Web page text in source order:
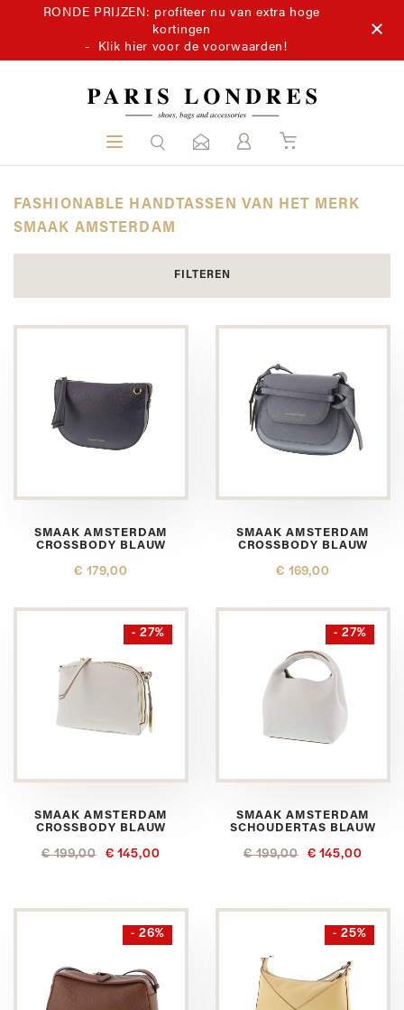
RONDE PRIJZEN: profiteer nu van extra hoge
kortingen
- Klik hier voor de voorwaarden!
FASHIONABLE HANDTASSEN VAN HET MERK
SMAAK AMSTERDAM
FILTEREN
SMAAK AMSTERDAM
CROSSBODY BLAUW
€ 179,00
SMAAK AMSTERDAM
CROSSBODY BLAUW
€ 169,00
- 27%
SMAAK AMSTERDAM
CROSSBODY BLAUW
€ 199,00 € 145,00
- 27%
SMAAK AMSTERDAM
SCHOUDERTAS BLAUW
€ 199,00 € 145,00
- 26% - 25%